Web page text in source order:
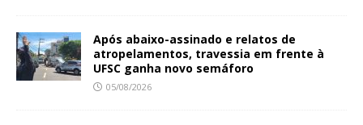
Após abaixo-assinado e relatos de
atropelamentos, travessia em frente à
UFSC ganha novo semáforo
05/08/2026